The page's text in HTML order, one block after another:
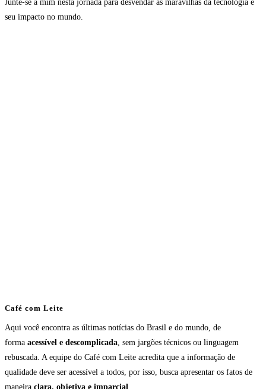
Junte-se a mim nesta jornada para desvendar as maravilhas da tecnologia e
seu impacto no mundo.
Café com Leite
Aqui você encontra as últimas notícias do Brasil e do mundo, de
forma acessível e descomplicada, sem jargões técnicos ou linguagem
rebuscada. A equipe do Café com Leite acredita que a informação de
qualidade deve ser acessível a todos, por isso, busca apresentar os fatos de
maneira clara, objetiva e imparcial.